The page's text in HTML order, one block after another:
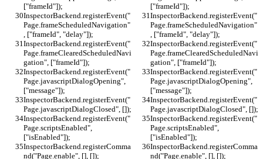
["frameId"]);
["frameId"]);
InspectorBackend.registerEvent("
Page.frameScheduledNavigation"
, ["frameId", "delay"]);
InspectorBackend.registerEvent("
Page.frameScheduledNavigation"
, ["frameId", "delay"]);
InspectorBackend.registerEvent("
Page.frameClearedScheduledNavi
gation", ["frameId"]);
InspectorBackend.registerEvent("
Page.frameClearedScheduledNavi
gation", ["frameId"]);
InspectorBackend.registerEvent("
Page.javascriptDialogOpening",
["message"]);
InspectorBackend.registerEvent("
Page.javascriptDialogOpening",
["message"]);
InspectorBackend.registerEvent("
Page.javascriptDialogClosed", []);
InspectorBackend.registerEvent("
Page.javascriptDialogClosed", []);
InspectorBackend.registerEvent("
Page.scriptsEnabled",
["isEnabled"]);
InspectorBackend.registerEvent("
Page.scriptsEnabled",
["isEnabled"]);
InspectorBackend.registerComma
nd("Page.enable", [], []);
InspectorBackend.registerComma
nd("Page.enable", [], []);